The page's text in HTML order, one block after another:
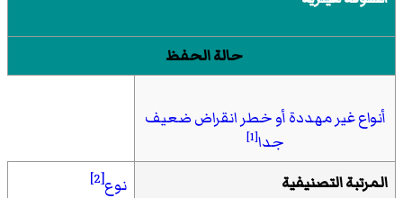
حالة الحفظ
أنواع غير مهددة أو خطر انقراض ضعيف
جدا[1]
المرتبة التصنيفية نوع[2]